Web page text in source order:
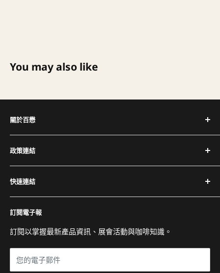
You may also like
關於百懋
深耕台灣咖啡產業 30+ 年，代理全球頂尖咖啡設備品牌，
提供完整設備與專業維修服務。
電話：(02) 2504-1425
Email：service@cojaft.com.tw
公司：104 台北市中山區農安街 164 號 3 樓
展示間：104 台北市中山區農安街 227-1 號 1 樓
政策連結
隱私權政策
退換貨與退款政策
運送政策
服務條款
快速連結
關於百懋
客戶案例
聯絡我們
訂閱電子報
訂閱以掌握最新產品資訊、展會活動與咖啡知識。
您的電子郵件